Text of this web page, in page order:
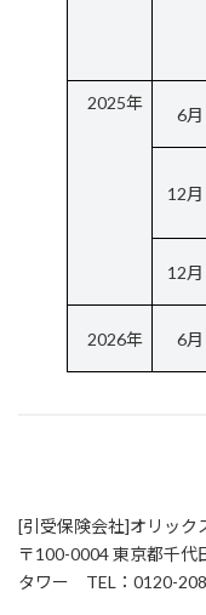
2025年
6月
12月
12月
2026年 6月
[引受保険会社]オリック
〒100-0004 東京都千代
タワー TEL：0120-